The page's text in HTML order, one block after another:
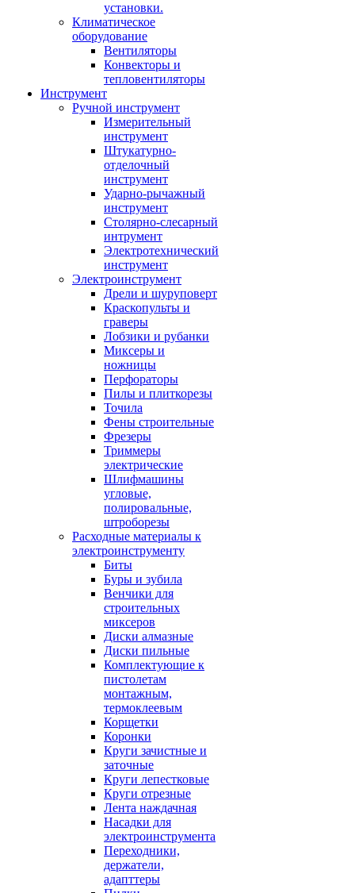
установки.
Климатическое
оборудование
Вентиляторы
Конвекторы и
тепловентиляторы
Инструмент
Ручной инструмент
Измерительный
инструмент
Штукатурно-
отделочный
инструмент
Ударно-рычажный
инструмент
Столярно-слесарный
интрумент
Электротехнический
инструмент
Электроинструмент
Дрели и шуруповерт
Краскопульты и
граверы
Лобзики и рубанки
Миксеры и
ножницы
Перфораторы
Пилы и плиткорезы
Точила
Фены строительные
Фрезеры
Триммеры
электрические
Шлифмашины
угловые,
полировальные,
штроборезы
Расходные материалы к
электроинструменту
Биты
Буры и зубила
Венчики для
строительных
миксеров
Диски алмазные
Диски пильные
Комплектующие к
пистолетам
монтажным,
термоклеевым
Корщетки
Коронки
Круги зачистные и
заточные
Круги лепестковые
Круги отрезные
Лента наждачная
Насадки для
электроинструмента
Переходники,
держатели,
адапттеры